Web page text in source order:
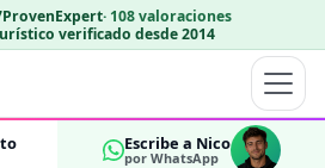
ProvenExpert· 108 valoraciones
verificado desde 2014
Escribe a Nico
por WhatsApp